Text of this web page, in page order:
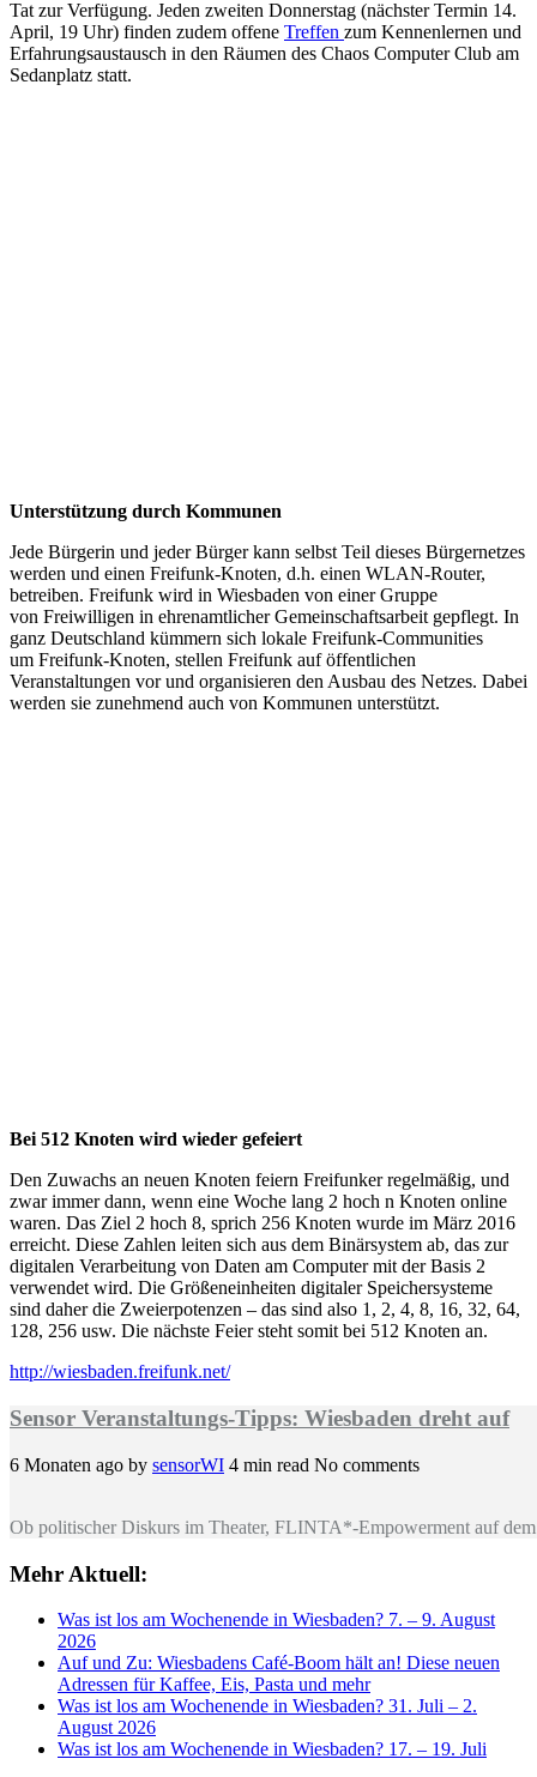
Tat zur Verfügung. Jeden zweiten Donnerstag (nächster Termin 14.
April, 19 Uhr) finden zudem offene Treffen zum Kennenlernen und
Erfahrungsaustausch in den Räumen des Chaos Computer Club am
Sedanplatz statt.
Unterstützung durch Kommunen
Jede Bürgerin und jeder Bürger kann selbst Teil dieses Bürgernetzes
werden und einen Freifunk­-Knoten, d.h. einen WLAN­-Router,
betreiben. Freifunk wird in Wiesbaden von einer Gruppe
von Freiwilligen in ehrenamtlicher Gemeinschaftsarbeit gepflegt. In
ganz Deutschland kümmern sich lokale Freifunk-­Communities
um Freifunk-­Knoten, stellen Freifunk auf öffentlichen
Veranstaltungen vor und organisieren den Ausbau des Netzes. Dabei
werden sie zunehmend auch von Kommunen unterstützt.
Bei 512 Knoten wird wieder gefeiert
Den Zuwachs an neuen Knoten feiern Freifunker regelmäßig, und
zwar immer dann, wenn eine Woche lang 2 hoch n Knoten online
waren. Das Ziel 2 hoch 8, sprich 256 Knoten wurde im März 2016
erreicht. Diese Zahlen leiten sich aus dem Binärsystem ab, das zur
digitalen Verarbeitung von Daten am Computer mit der Basis 2
verwendet wird. Die Größeneinheiten digitaler Speichersysteme
sind daher die Zweierpotenzen – das sind also 1, 2, 4, 8, 16, 32, 64,
128, 256 usw. Die nächste Feier steht somit bei 512 Knoten an.
http://wiesbaden.freifunk.net/
Sensor Veranstaltungs-Tipps: Wiesbaden dreht auf
6 Monaten ago by sensorWI 4 min read No comments
Ob politischer Diskurs im Theater, FLINTA*-Empowerment auf
Mehr Aktuell:
Was ist los am Wochenende in Wiesbaden? 7. – 9. August
2026
Auf und Zu: Wiesbadens Café-Boom hält an! Diese neuen
Adressen für Kaffee, Eis, Pasta und mehr
Was ist los am Wochenende in Wiesbaden? 31. Juli – 2.
August 2026
Was ist los am Wochenende in Wiesbaden? 17. – 19. Juli